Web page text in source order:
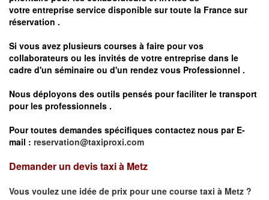
votre entreprise service disponible sur toute la France sur
réservation .
Si vous avez plusieurs courses à faire pour vos
collaborateurs ou les invités de votre entreprise dans le
cadre d'un séminaire ou d'un rendez vous Professionnel .
Nous déployons des outils pensés pour faciliter le transport
pour les professionnels .
Pour toutes demandes spécifiques contactez nous par E-
mail : reservation@taxiproxi.com
Demander un devis taxi à Metz
Vous voulez une idée de prix pour une course taxi à Metz ?